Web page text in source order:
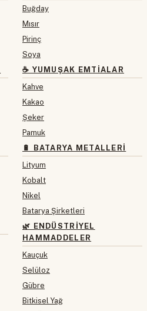
Buğday
Mısır
Pirinç
Soya
☕ YUMUŞAK EMTIALAR
Kahve
Kakao
Şeker
Pamuk
🔋 BATARYA METALLERI
Lityum
Kobalt
Nikel
Batarya Şirketleri
🌿 ENDÜSTRIYEL
HAMMADDELER
Kauçuk
Selüloz
Gübre
Bitkisel Yağ